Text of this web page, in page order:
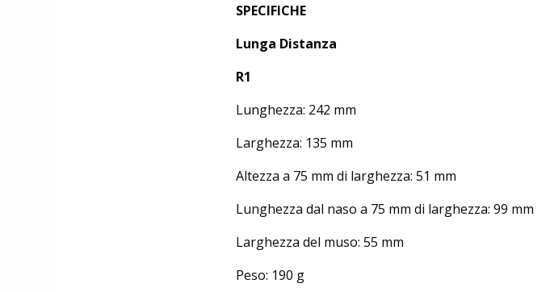
SPECIFICHE
Lunga Distanza
R1
Lunghezza: 242 mm
Larghezza: 135 mm
Altezza a 75 mm di larghezza: 51 mm
Lunghezza dal naso a 75 mm di larghezza: 99 mm
Larghezza del muso: 55 mm
Peso: 190 g